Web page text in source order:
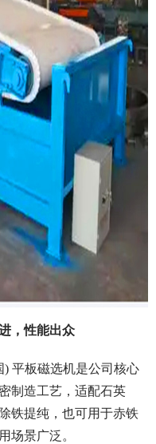
，性能出众
平板磁选机是公司核心
制造工艺，适配石英
铁提纯，也可用于赤铁
场景广泛。